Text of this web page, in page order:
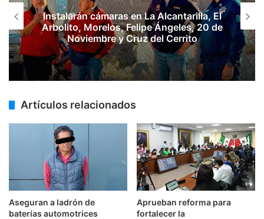
Instalarán cámaras en La Alcantarilla, El
Arbolito, Morelos, Felipe Ángeles, 20 de
Noviembre y Cruz del Cerrito
Artículos relacionados
Aseguran a ladrón de
baterías automotrices
Aprueban reforma para
fortalecer la